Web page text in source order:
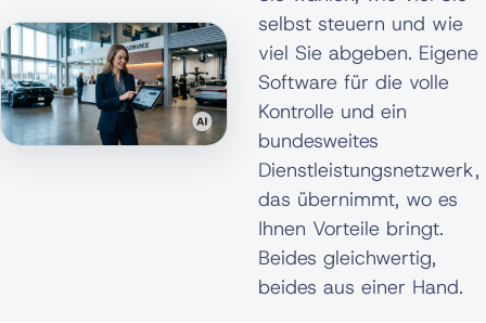
selbst steuern und wie
viel Sie abgeben. Eigene
Software für die volle
Kontrolle und ein
bundesweites
Dienstleistungsnetzwerk,
das übernimmt, wo es
Ihnen Vorteile bringt.
Beides gleichwertig,
beides aus einer Hand.